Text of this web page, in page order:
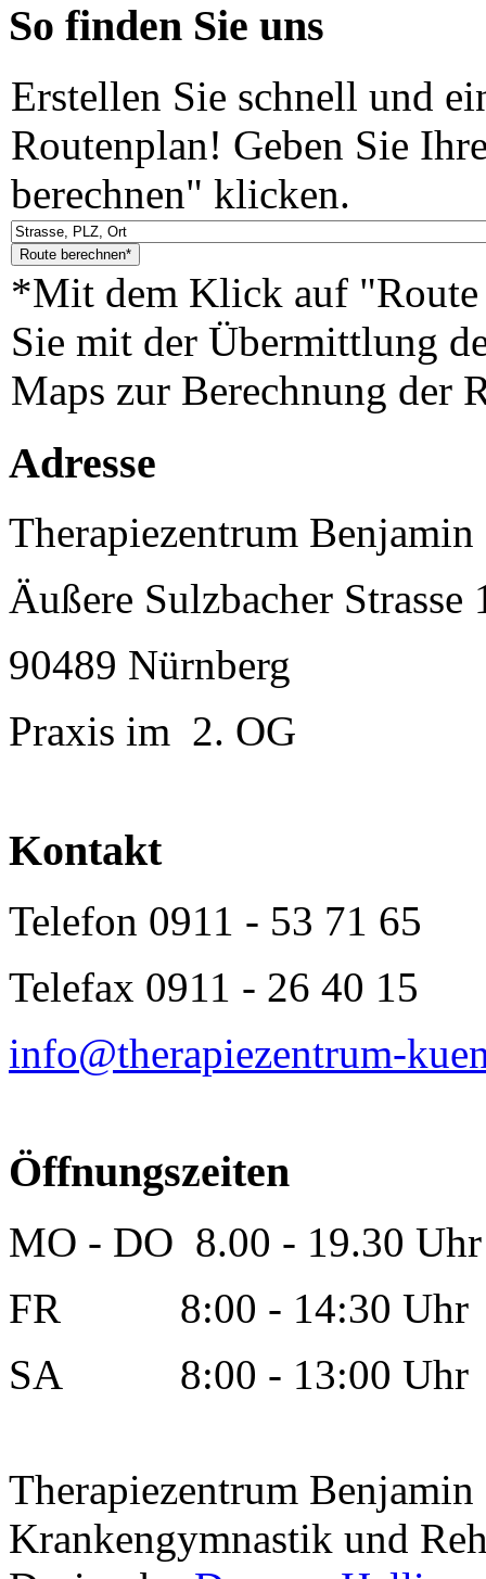
So finden Sie uns
Erstellen Sie schnell und
Routenplan! Geben Sie
berechnen" klicken.
*Mit dem Klick auf "Route
Sie mit der Übermittlung
Maps zur Berechnung der
Adresse
Therapiezentrum
Äußere Sulzbacher Strasse
90489 Nürnberg
Praxis im 2. OG
Kontakt
Telefon 0911 - 53 71 65
Telefax 0911 - 26 40 15
info@therapiezentrum-
Öffnungszeiten
MO - DO 8.00 - 19.30 Uhr
FR 8:00 - 14:30 Uhr
SA 8:00 - 13:00 Uhr
Therapiezentrum
Krankengymnastik und